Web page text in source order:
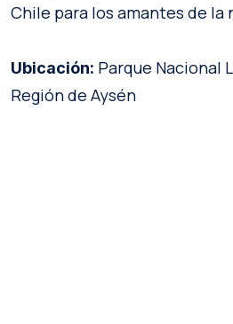
Chile para los amantes de la
Ubicación: Parque Nacional
Región de Aysén